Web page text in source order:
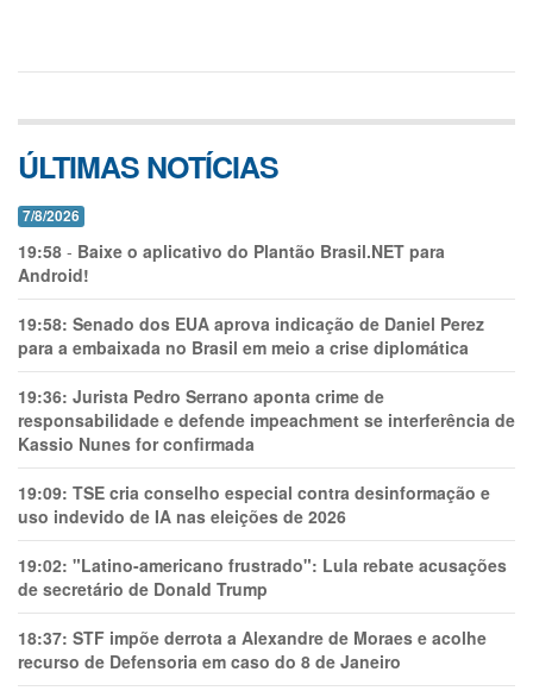
ÚLTIMAS NOTÍCIAS
7/8/2026
19:58 - Baixe o aplicativo do Plantão Brasil.NET para
Android!
19:58: Senado dos EUA aprova indicação de Daniel Perez
para a embaixada no Brasil em meio a crise diplomática
19:36: Jurista Pedro Serrano aponta crime de
responsabilidade e defende impeachment se interferência de
Kassio Nunes for confirmada
19:09: TSE cria conselho especial contra desinformação e
uso indevido de IA nas eleições de 2026
19:02: "Latino-americano frustrado": Lula rebate acusações
de secretário de Donald Trump
18:37: STF impõe derrota a Alexandre de Moraes e acolhe
recurso de Defensoria em caso do 8 de Janeiro